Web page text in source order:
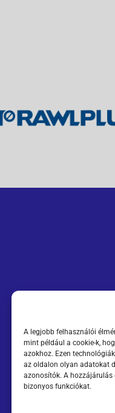
A legjobb felhasználói
mint például a cookie-k,
azokhoz. Ezen
az oldalon olyan adatokat
azonosítók. A
bizonyos funkciókat.